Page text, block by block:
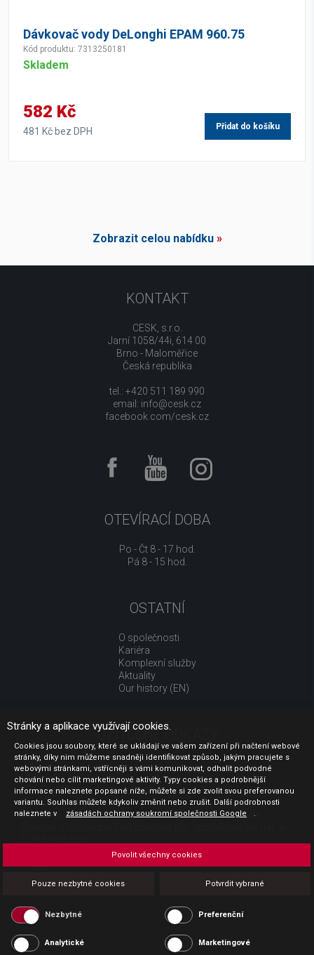
Dávkovač vody DeLonghi EPAM 960.75
Kód produktu: 7313250181
Skladem
582 Kč
481 Kč bez DPH Přidat do košíku
Zobrazit celou nabídku»
KONTAKT
CESK, s.r.o.
Jarní 1058/44i, 614 00
Brno - Maloměřice
Česká republika
tel.: +420 511 189 990
email: info@cesk.cz
facebook.com/cesk.cz
OTEVÍRACÍ DOBA
Po - Čt 8 - 17 hod.
Pá 8 - 15 hod.
OSTATNÍ
O společnosti
Kariéra
Komplexní služby
Aktuality
Our history (EN)
UŽITEČNÉ ODKAZY
Jak nakupovat
Obchodní podmínky
GDPR - ochrana osobních údajů
Profil zadavatele
Sdělení před uzavřením kupní smlouvy pro spotřebitele
Platba
Povinná publicita
Stránky a aplikace využívají cookies.
Cookies jsou soubory, které se ukládají ve vašem zařízení při načtení webové
stránky, díky nim můžeme snadněji identifikovat způsob, jakým pracujete s
webovými stránkami, vstřícněji s vámi komunikovat, odhalit podvodné
chování nebo cílit marketingové aktivity. Typy cookies a podrobnější
informace naleznete popsané níže, můžete si zde zvolit svou preferovanou
variantu. Souhlas můžete kdykoliv změnit nebo zrušit. Další podrobnosti
naleznete v
zásadách ochrany soukromí společnosti Google .
Pouze nezbytné cookies Potvrdit vybrané
Povolit všechny cookies
Nezbytné Preferenční
Analytické Marketingové